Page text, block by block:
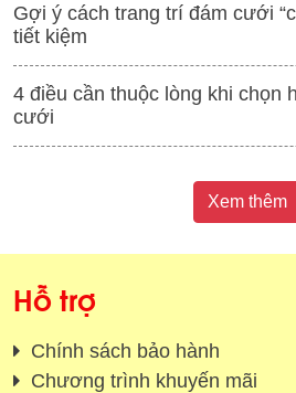
Gợi ý cách trang trí đám cưới
tiết kiệm
4 điều cần thuộc lòng khi chọn
cưới
Xem thêm
Hỗ trợ
Chính sách bảo hành
Chương trình khuyến mãi